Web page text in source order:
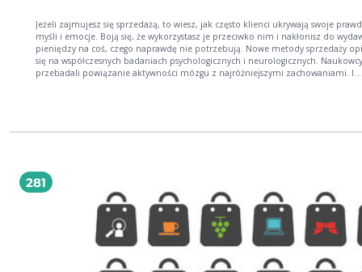
Jeżeli zajmujesz się sprzedażą, to wiesz, jak często klienci ukrywają swoje
myśli i emocje. Boją się, że wykorzystasz je przeciwko nim i nakłonisz do
pieniędzy na coś, czego naprawdę nie potrzebują. Nowe metody sprzedaży opierają
się na współczesnych badaniach psychologicznych i neurologicznych. Naukowcy
przebadali powiązanie aktywności mózgu z najróżniejszymi zachowaniami. I
Zdobędziesz m.in. wiedzę o tym: * jak wykorzystać nieodpartą siłę pierwszego
ciebie, sprzedawco); * jak dopasować się do płci biologicznej i kulturowej klienta,
by twój sposób sprzedaży przynosił najlepsze efekty. Dowiesz się, jak zbadać i rozgryźć
zachowania klientów, by zdobyć 20% najlepiej płacących konsumentów. Chcesz
wiedzieć, co myślą twoi klienci i dzięki tej wiedzy sprzedawać im więcej i
więcej...? Zapoznaj się z publikacją "Wygraj klienta".
281